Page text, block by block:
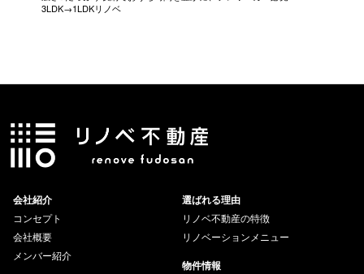
3LDK→1LDKリノベ
会社紹介
コンセプト
会社概要
メンバー紹介
選ばれる理由
リノベ不動産の特徴
リノベーションメニュー
物件情報